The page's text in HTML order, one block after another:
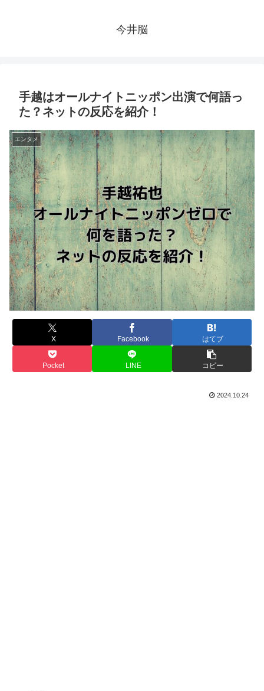
今井脳
手越はオールナイトニッポン出演で何語っ
た？ネットの反応を紹介！
エンタメ
X Facebook はてブ
Pocket LINE コピー
2024.10.24